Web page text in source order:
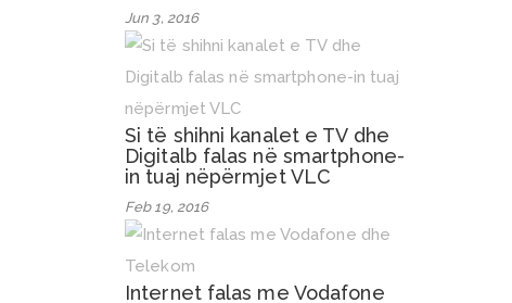
Jun 3, 2016
Si të shihni kanalet e TV dhe
Digitalb falas në smartphone-
in tuaj nëpërmjet VLC
Feb 19, 2016
Internet falas me Vodafone